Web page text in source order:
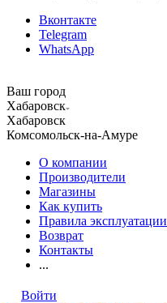
Вконтакте
Telegram
WhatsApp
Ваш город
Хабаровск
Хабаровск
Комсомольск-на-Амуре
О компании
Производители
Магазины
Как купить
Правила эксплуатации
Возврат
Контакты
...
Войти